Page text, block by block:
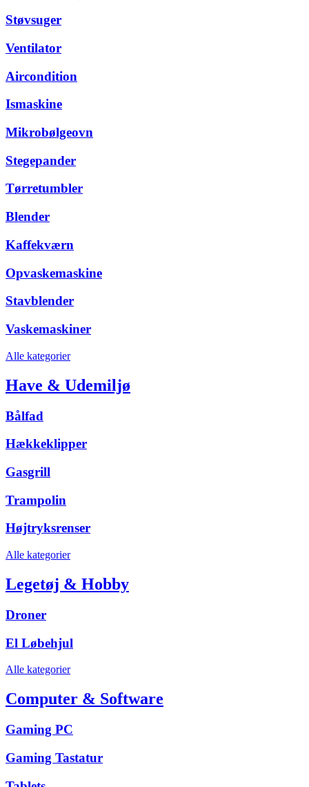
Støvsuger
Ventilator
Aircondition
Ismaskine
Mikrobølgeovn
Stegepander
Tørretumbler
Blender
Kaffekværn
Opvaskemaskine
Stavblender
Vaskemaskiner
Alle kategorier
Have & Udemiljø
Bålfad
Hækkeklipper
Gasgrill
Trampolin
Højtryksrenser
Alle kategorier
Legetøj & Hobby
Droner
El Løbehjul
Alle kategorier
Computer & Software
Gaming PC
Gaming Tastatur